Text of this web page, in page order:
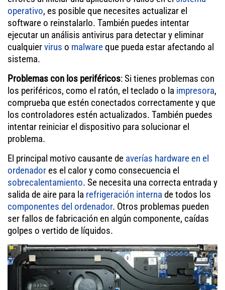
operativo, es posible que necesites actualizar el
software o reinstalarlo. También puedes intentar
ejecutar un análisis antivirus para detectar y eliminar
cualquiervirus o malwareque pueda estar afectando al
sistema.
Problemas con los periféricos: Si tienes problemas con
los periféricos, como el ratón, el teclado o la impresora,
comprueba que estén conectados correctamente y que
los controladores estén actualizados. También puedes
intentar reiniciar el dispositivo para solucionar el
problema.
El principal motivo causante de averías hardware en el
ordenador es el calor y como consecuencia el
sobrecalentamiento. Se necesita una correcta entrada y
salida de aire para la refrigeración interna de todos los
componentes del ordenador. Otros problemas pueden
ser fallos de fabricación en algún componente, caídas
golpes o vertido de líquidos.